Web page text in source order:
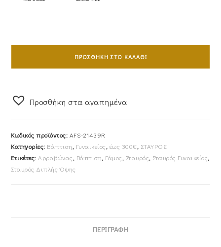
Με
Διπλής
Με
ΠΡΟΣΘΉΚΗ ΣΤΟ ΚΑΛΆΘΙ
Προσθήκη στα αγαπημένα
Κωδικός προϊόντος: AFS-21439R
Κατηγορίες: Βάπτιση, Γυναικείος, έως 300€, ΣΤΑΥΡΟΣ
Ετικέτες: Αρραβώνας, Βάπτιση, Γάμος, Σταυρός, Σταυρός Γυναικείος,
Σταυρός Διπλής Όψης
ΠΕΡΙΓΡΑΦΉ